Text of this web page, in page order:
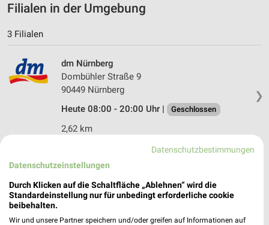
Filialen in der Umgebung
3 Filialen
❯
dm Nürnberg
Dombühler Straße 9
90449 Nürnberg
Heute 08:00 - 20:00 Uhr |
Geschlossen
2,62 km
dm Nürnberg
90441 Nürnberg
Datenschutzbestimmungen
Datenschutzeinstellungen
Durch Klicken auf die Schaltfläche „Ablehnen“ wird die
Standardeinstellung nur für unbedingt erforderliche cookie
beibehalten.
Wir und unsere Partner speichern und/oder greifen auf Informationen auf